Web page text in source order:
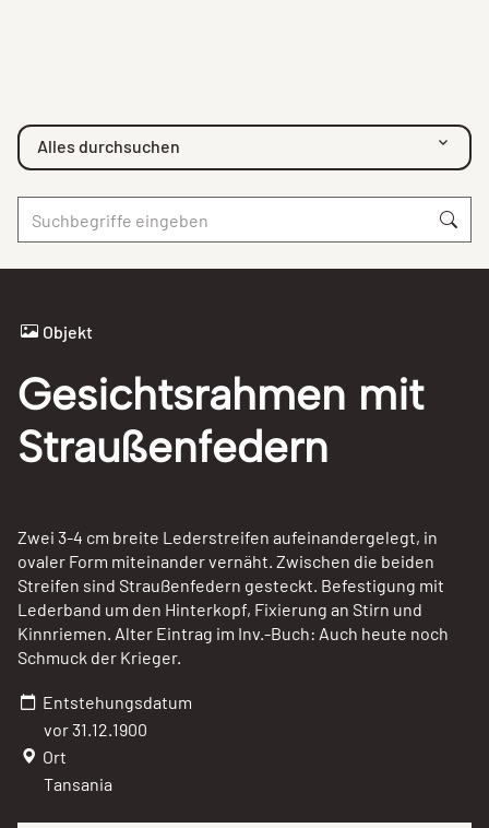
Alles durchsuchen
Objekt
Gesichtsrahmen mit
Straußenfedern
Zwei 3-4 cm breite Lederstreifen aufeinandergelegt, in
ovaler Form miteinander vernäht. Zwischen die beiden
Streifen sind Straußenfedern gesteckt. Befestigung mit
Lederband um den Hinterkopf, Fixierung an Stirn und
Kinnriemen. Alter Eintrag im Inv.-Buch: Auch heute noch
Schmuck der Krieger.
Entstehungsdatum
vor 31.12.1900
Ort
Tansania